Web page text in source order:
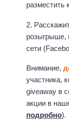
разместить
2.
розыгрыше,
сети
Внимание,
участника,
giveaway в
акции в
подробно).